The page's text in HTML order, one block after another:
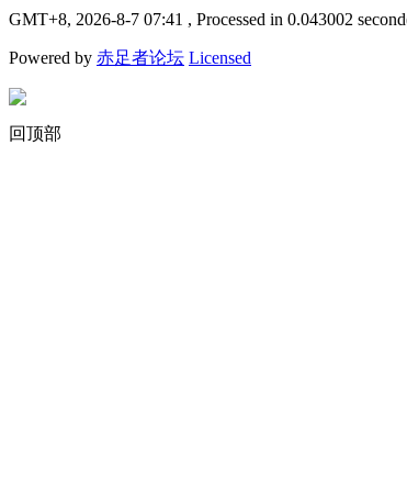
GMT+8, 2026-8-7 07:41 , Processed in 0.043002
Powered by 赤足者论坛 Licensed
回顶部